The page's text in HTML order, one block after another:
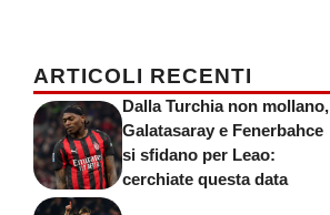
ARTICOLI RECENTI
Dalla Turchia non mollano,
Galatasaray e Fenerbahce
si sfidano per Leao:
cerchiate questa data